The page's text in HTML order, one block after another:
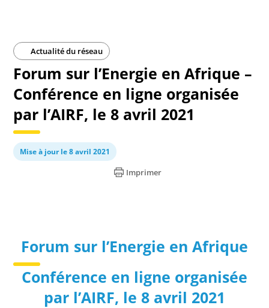
Actualité du réseau
Forum sur l’Energie en Afrique –
Conférence en ligne organisée
par l’AIRF, le 8 avril 2021
Mise à jour le 8 avril 2021
Imprimer
Forum sur l’Energie en Afrique
Conférence en ligne organisée
par l’AIRF, le 8 avril 2021